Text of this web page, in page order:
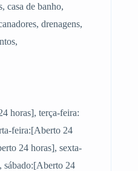
casa de banho,
drenagens,
horas], terça-feira:
feira:[Aberto 24
24 horas], sexta-
sábado:[Aberto 24